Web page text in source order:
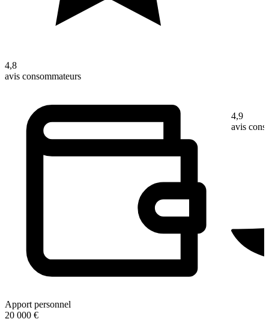
4,8
avis consommateurs
Apport personnel
20 000 €
4,9
avis